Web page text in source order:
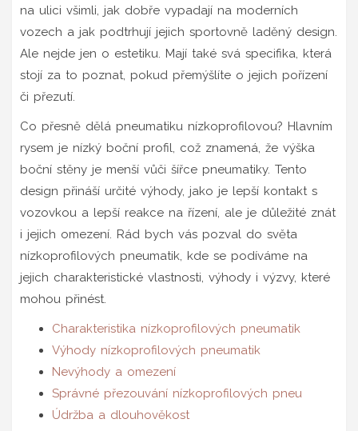
na ulici všimli, jak dobře vypadají na moderních
vozech a jak podtrhují jejich sportovně laděný design.
Ale nejde jen o estetiku. Mají také svá specifika, která
stojí za to poznat, pokud přemýšlíte o jejich pořízení
či přezutí.
Co přesně dělá pneumatiku nízkoprofilovou? Hlavním
rysem je nízký boční profil, což znamená, že výška
boční stěny je menší vůči šířce pneumatiky. Tento
design přináší určité výhody, jako je lepší kontakt s
vozovkou a lepší reakce na řízení, ale je důležité znát
i jejich omezení. Rád bych vás pozval do světa
nízkoprofilových pneumatik, kde se podíváme na
jejich charakteristické vlastnosti, výhody i výzvy, které
mohou přinést.
Charakteristika nízkoprofilových pneumatik
Výhody nízkoprofilových pneumatik
Nevýhody a omezení
Správné přezouvání nízkoprofilových pneu
Údržba a dlouhověkost